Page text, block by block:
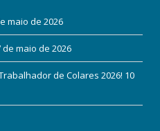
maio de 2026
de maio de 2026
de Colares 2026! 10